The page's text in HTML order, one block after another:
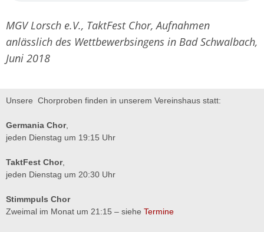
MGV Lorsch e.V., TaktFest Chor, Aufnahmen
anlässlich des Wettbewerbsingens in Bad Schwalbach,
Juni 2018
Unsere Chorproben finden in unserem Vereinshaus statt:
Germania Chor,
jeden Dienstag um 19:15 Uhr
TaktFest Chor,
jeden Dienstag um 20:30 Uhr
Stimmpuls Chor
Zweimal im Monat um 21:15 – siehe Termine